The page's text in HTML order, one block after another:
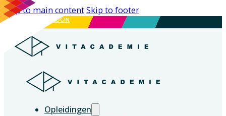
Skip to main contentSkip to footer
DE VITALE GENERATIE LOGIN
Opleidingen